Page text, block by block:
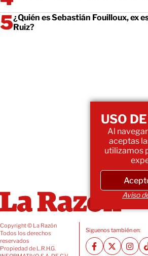
¿Quién es Sebastián Fouilloux, ex
Ruiz?
Copyright © La Razón
Todos los derechos
reservados
Propiedad de L.R.H.G.
Siguenos también en:
USO
Al
aceptas
utilizamos
Aviso